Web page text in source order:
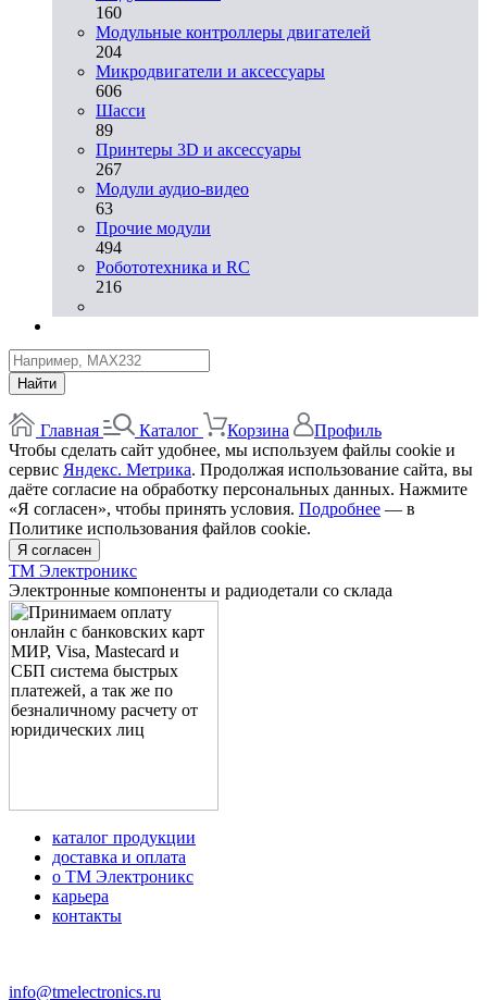
160
Модульные контроллеры двигателей
204
Микродвигатели и аксессуары
606
Шасси
89
Принтеры 3D и аксессуары
267
Модули аудио-видео
63
Прочие модули
494
Робототехника и RC
216
Найти
Главная Каталог Корзина
Профиль
Чтобы сделать сайт удобнее, мы используем файлы cookie и
сервис Яндекс. Метрика. Продолжая использование сайта, вы
даёте согласие на обработку персональных данных. Нажмите
«Я согласен», чтобы принять условия. Подробнее — в
Политике использования файлов cookie.
Я согласен
ТМ Электроникс
Электронные компоненты и радиодетали со склада
каталог продукции
доставка и оплата
о ТМ Электроникс
карьера
контакты
info@tmelectronics.ru